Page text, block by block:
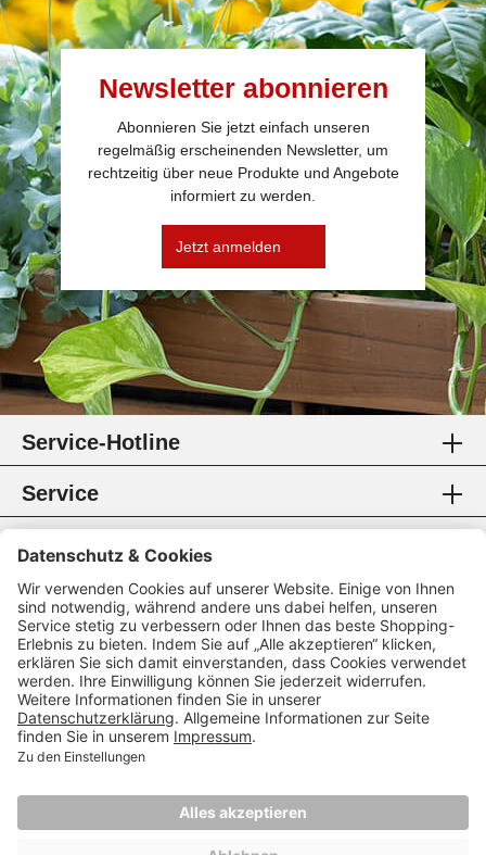
Newsletter abonnieren
Abonnieren Sie jetzt einfach unseren
regelmäßig erscheinenden Newsletter, um
rechtzeitig über neue Produkte und Angebote
informiert zu werden.
Jetzt anmelden
Service-Hotline
Service
Information
Rechtliches
Zahlungsmethoden
Zertifikate
Folgen Sie uns
* Alle Preise inkl. gesetzl. Mehrwertsteuer.